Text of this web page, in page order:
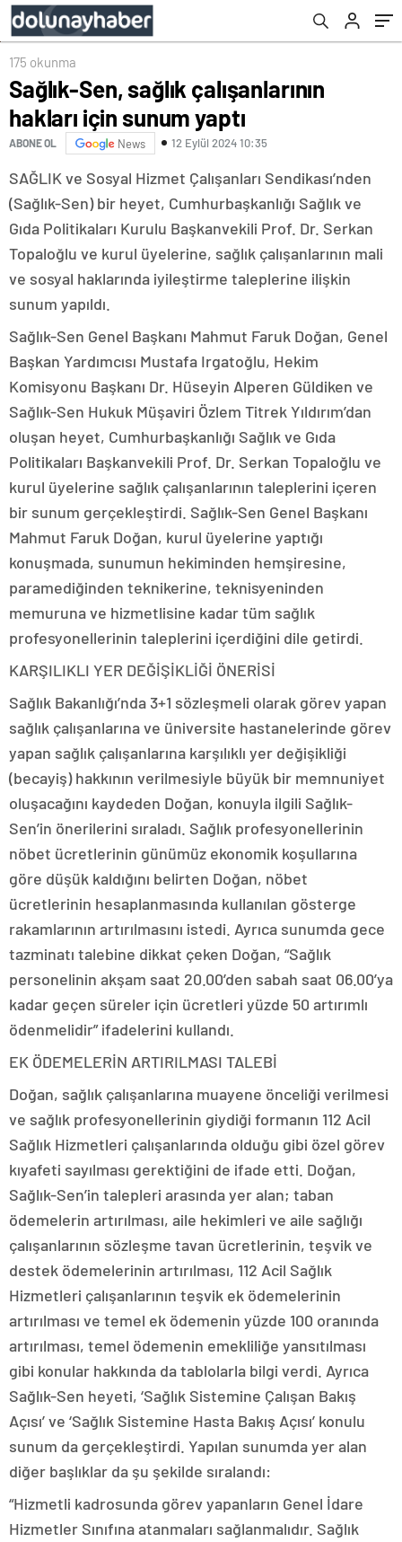
175 okunma
Sağlık-Sen, sağlık çalışanlarının
hakları için sunum yaptı
ABONE OL News 12 Eylül 2024 10:35
SAĞLIK ve Sosyal Hizmet Çalışanları Sendikası’nden
(Sağlık-Sen) bir heyet, Cumhurbaşkanlığı Sağlık ve
Gıda Politikaları Kurulu Başkanvekili Prof. Dr. Serkan
Topaloğlu ve kurul üyelerine, sağlık çalışanlarının mali
ve sosyal haklarında iyileştirme taleplerine ilişkin
sunum yapıldı.
Sağlık-Sen Genel Başkanı Mahmut Faruk Doğan, Genel
Başkan Yardımcısı Mustafa Irgatoğlu, Hekim
Komisyonu Başkanı Dr. Hüseyin Alperen Güldiken ve
Sağlık-Sen Hukuk Müşaviri Özlem Titrek Yıldırım’dan
oluşan heyet, Cumhurbaşkanlığı Sağlık ve Gıda
Politikaları Başkanvekili Prof. Dr. Serkan Topaloğlu ve
kurul üyelerine sağlık çalışanlarının taleplerini içeren
bir sunum gerçekleştirdi. Sağlık-Sen Genel Başkanı
Mahmut Faruk Doğan, kurul üyelerine yaptığı
konuşmada, sunumun hekiminden hemşiresine,
paramediğinden teknikerine, teknisyeninden
memuruna ve hizmetlisine kadar tüm sağlık
profesyonellerinin taleplerini içerdiğini dile getirdi.
KARŞILIKLI YER DEĞİŞİKLİĞİ ÖNERİSİ
Sağlık Bakanlığı’nda 3+1 sözleşmeli olarak görev yapan
sağlık çalışanlarına ve üniversite hastanelerinde görev
yapan sağlık çalışanlarına karşılıklı yer değişikliği
(becayiş) hakkının verilmesiyle büyük bir memnuniyet
oluşacağını kaydeden Doğan, konuyla ilgili Sağlık-
Sen’in önerilerini sıraladı. Sağlık profesyonellerinin
nöbet ücretlerinin günümüz ekonomik koşullarına
göre düşük kaldığını belirten Doğan, nöbet
ücretlerinin hesaplanmasında kullanılan gösterge
rakamlarının artırılmasını istedi. Ayrıca sunumda gece
tazminatı talebine dikkat çeken Doğan, “Sağlık
personelinin akşam saat 20.00’den sabah saat 06.00’ya
kadar geçen süreler için ücretleri yüzde 50 artırımlı
ödenmelidir” ifadelerini kullandı.
EK ÖDEMELERİN ARTIRILMASI TALEBİ
Doğan, sağlık çalışanlarına muayene önceliği verilmesi
ve sağlık profesyonellerinin giydiği formanın 112 Acil
Sağlık Hizmetleri çalışanlarında olduğu gibi özel görev
kıyafeti sayılması gerektiğini de ifade etti. Doğan,
Sağlık-Sen’in talepleri arasında yer alan; taban
ödemelerin artırılması, aile hekimleri ve aile sağlığı
çalışanlarının sözleşme tavan ücretlerinin, teşvik ve
destek ödemelerinin artırılması, 112 Acil Sağlık
Hizmetleri çalışanlarının teşvik ek ödemelerinin
artırılması ve temel ek ödemenin yüzde 100 oranında
artırılması, temel ödemenin emekliliğe yansıtılması
gibi konular hakkında da tablolarla bilgi verdi. Ayrıca
Sağlık-Sen heyeti, ‘Sağlık Sistemine Çalışan Bakış
Açısı’ ve ‘Sağlık Sistemine Hasta Bakış Açısı’ konulu
sunum da gerçekleştirdi. Yapılan sunumda yer alan
diğer başlıklar da şu şekilde sıralandı:
“Hizmetli kadrosunda görev yapanların Genel İdare
Hizmetler Sınıfına atanmaları sağlanmalıdır. Sağlık